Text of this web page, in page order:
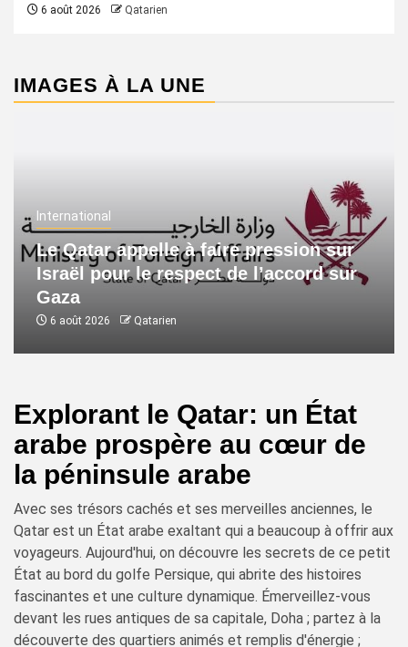
6 août 2026 Qatarien
IMAGES À LA UNE
International
Le Qatar appelle à faire pression sur
Israël pour le respect de l’accord sur
Gaza
6 août 2026 Qatarien
Explorant le Qatar: un État
arabe prospère au cœur de
la péninsule arabe
Avec ses trésors cachés et ses merveilles anciennes, le
Qatar est un État arabe exaltant qui a beaucoup à offrir aux
voyageurs. Aujourd'hui, on découvre les secrets de ce petit
État au bord du golfe Persique, qui abrite des histoires
fascinantes et une culture dynamique. Émerveillez-vous
devant les rues antiques de sa capitale, Doha ; partez à la
découverte des quartiers animés et remplis d'énergie ;